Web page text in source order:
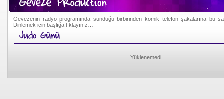
Geveze Sizin İçin Neler Denemiş merak ediyor
Gevezenin radyo programında sunduğu birbirinden komik telefon şakalarına bu
Dinlemek için başlığa tıklayınız…
Yüklenemedi...